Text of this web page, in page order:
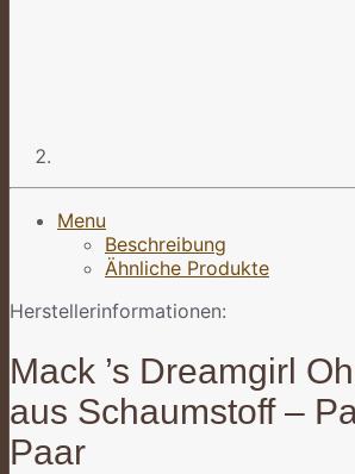
Menu
Beschreibung
Ähnliche Produkte
Herstellerinformationen:
Mack ’s Dreamgirl
aus Schaumstoff –
Paar